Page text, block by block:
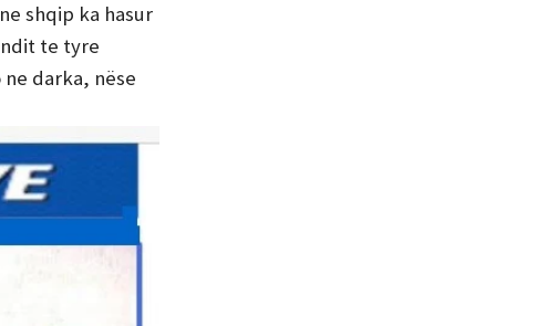
shqip ka hasur
te tyre
darka, nëse